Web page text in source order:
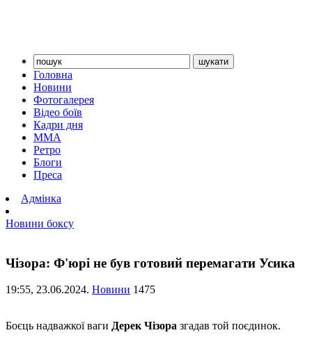
Головна
Новини
Фотогалерея
Відео боїв
Кадри дня
ММА
Ретро
Блоги
Преса
Адмінка
Новини боксу
Чізора: Ф'юрі не був готовий перемагати Усика
19:55, 23.06.2024. Новини 1475
Боєць надважкої ваги Дерек Чізора згадав той поєдинок.